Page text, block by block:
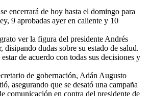
encerrará de hoy hasta el domingo para
9 aprobadas ayer en caliente y 10
ver la figura del presidente Andrés
dudas sobre su estado de salud.
de acuerdo con todas sus decisiones y
de gobernación, Adán Augusto
asegurando que se desató una campaña
comunicación en contra del presidente de